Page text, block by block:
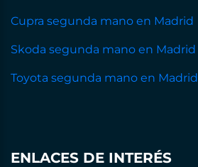
Cupra segunda mano en Madrid
Skoda segunda mano en Madrid
Toyota segunda mano en Madrid
ENLACES DE INTERÉS